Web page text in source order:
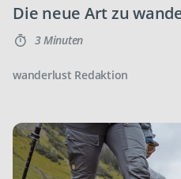
Die neue Art zu
3 Minuten
wanderlust Redaktion